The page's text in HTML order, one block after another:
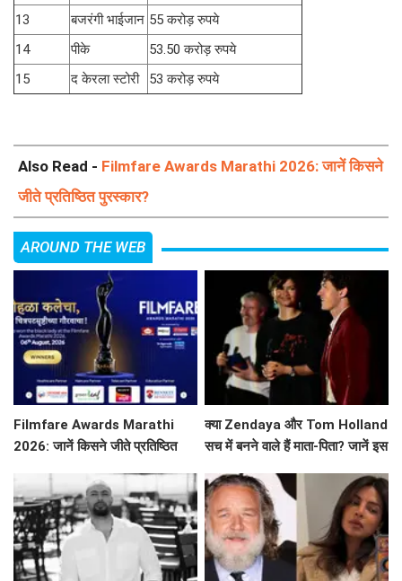
13
बजरंगी भाईजान 55 करोड़ रुपये
14
पीके
53.50 करोड़ रुपये
15
द केरला स्टोरी 53 करोड़ रुपये
Also Read - Filmfare Awards Marathi 2026: जानें किसने
जीते प्रतिष्ठित पुरस्कार?
AROUND THE WEB
Filmfare Awards Marathi
2026: जानें किसने जीते प्रतिष्ठित
क्या Zendaya और Tom Holland
सच में बनने वाले हैं माता-पिता? जानें इस